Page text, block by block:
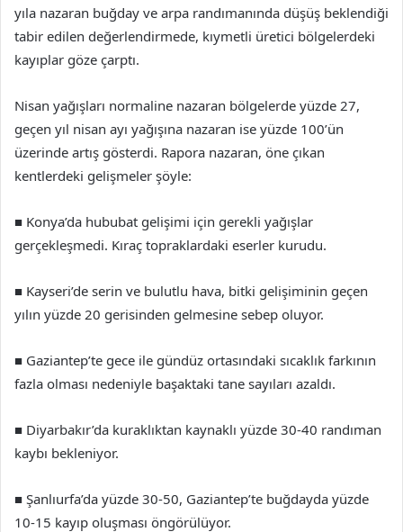
yıla nazaran buğday ve arpa randımanında düşüş beklendiği
tabir edilen değerlendirmede, kıymetli üretici bölgelerdeki
kayıplar göze çarptı.
Nisan yağışları normaline nazaran bölgelerde yüzde 27,
geçen yıl nisan ayı yağışına nazaran ise yüzde 100’ün
üzerinde artış gösterdi. Rapora nazaran, öne çıkan
kentlerdeki gelişmeler şöyle:
■ Konya’da hububat gelişimi için gerekli yağışlar
gerçekleşmedi. Kıraç topraklardaki eserler kurudu.
■ Kayseri’de serin ve bulutlu hava, bitki gelişiminin geçen
yılın yüzde 20 gerisinden gelmesine sebep oluyor.
■ Gaziantep’te gece ile gündüz ortasındaki sıcaklık farkının
fazla olması nedeniyle başaktaki tane sayıları azaldı.
■ Diyarbakır’da kuraklıktan kaynaklı yüzde 30-40 randıman
kaybı bekleniyor.
■ Şanlıurfa’da yüzde 30-50, Gaziantep’te buğdayda yüzde
10-15 kayıp oluşması öngörülüyor.